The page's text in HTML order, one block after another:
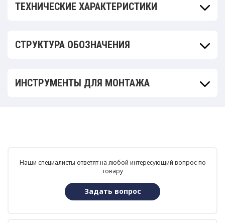
ТЕХНИЧЕСКИЕ ХАРАКТЕРИСТИКИ
СТРУКТУРА ОБОЗНАЧЕНИЯ
ИНСТРУМЕНТЫ ДЛЯ МОНТАЖА
Наши специалисты ответят на любой интересующий вопрос по
товару
Задать вопрос